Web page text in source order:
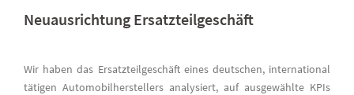
Neuausrichtung Ersatzteilgeschäft
Wir haben das Ersatzteilgeschäft eines deutschen, international
tätigen Automobilherstellers analysiert, auf ausgewählte KPIs